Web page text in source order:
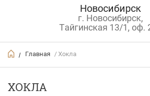
Новосибирск
г. Новосибирск,
Тайгинская 13/1, оф.
/ Главная / Хокла
ХОКЛА